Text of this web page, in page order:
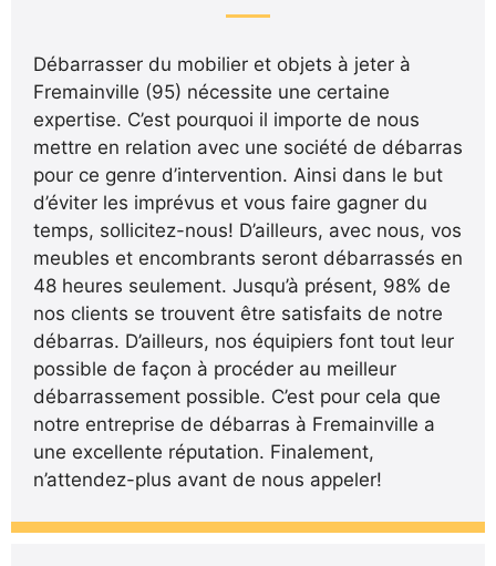
Débarrasser du mobilier et objets à jeter à
Fremainville (95) nécessite une certaine
expertise. C’est pourquoi il importe de nous
mettre en relation avec une société de débarras
pour ce genre d’intervention. Ainsi dans le but
d’éviter les imprévus et vous faire gagner du
temps, sollicitez-nous! D’ailleurs, avec nous, vos
meubles et encombrants seront débarrassés en
48 heures seulement. Jusqu’à présent, 98% de
nos clients se trouvent être satisfaits de notre
débarras. D’ailleurs, nos équipiers font tout leur
possible de façon à procéder au meilleur
débarrassement possible. C’est pour cela que
notre entreprise de débarras à Fremainville a
une excellente réputation. Finalement,
n’attendez-plus avant de nous appeler!